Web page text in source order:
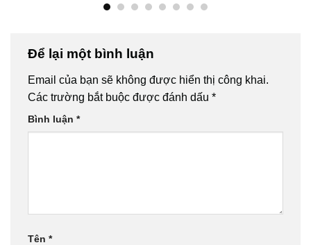
Để lại một bình luận
Email của bạn sẽ không được hiển thị công khai.
Các trường bắt buộc được đánh dấu *
Bình luận *
Tên *